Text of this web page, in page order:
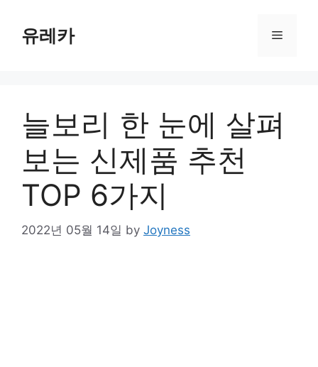
content유레카 Menu
늘보리 한 눈에 살펴
보는 신제품 추천
TOP 6가지
2022년 05월 14일 by Joyness